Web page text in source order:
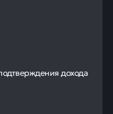
дохода